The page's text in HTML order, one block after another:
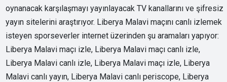
oynanacak karşılaşmayı yayınlayacak TV kanallarını ve şifresiz
yayın sitelerini araştırıyor. Liberya Malavi maçını canlı izlemek
isteyen sporseverler internet üzerinden şu aramaları yapıyor:
Liberya Malavi maçı izle, Liberya Malavi maçı canlı izle,
Liberya Malavi canlı izle, Liberya Malavi maçı izle, Liberya
Malavi canlı yayın, Liberya Malavi canlı periscope, Liberya